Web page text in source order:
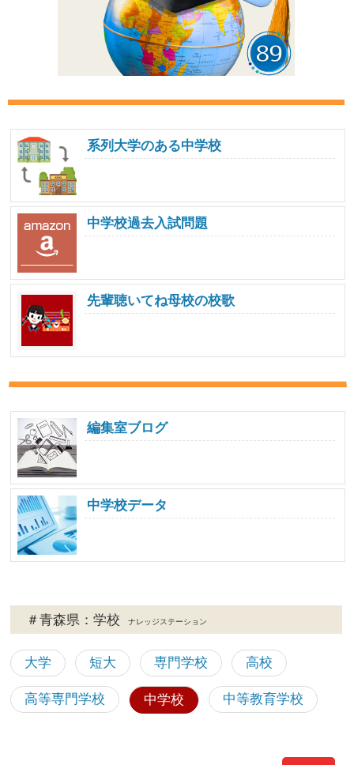
系列大学のある中学校
中学校過去入試問題
先輩聴いてね母校の校歌
編集室ブログ
中学校データ
＃青森県：学校 ナレッジステーション
大学 短大 専門学校 高校
高等専門学校 中学校 中等教育学校